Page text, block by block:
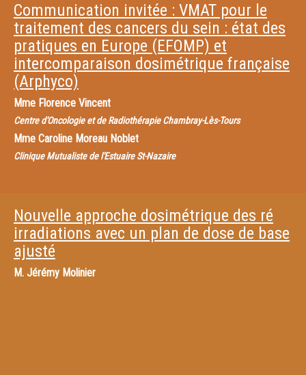
Communication invitée : VMAT pour le
traitement des cancers du sein : état des
pratiques en Europe (EFOMP) et
intercomparaison dosimétrique française
(Arphyco)
Mme Florence Vincent
Centre d'Oncologie et de Radiothérapie Chambray-Lès-Tours
Mme Caroline Moreau Noblet
Clinique Mutualiste de l'Estuaire St-Nazaire
Nouvelle approche dosimétrique des ré
irradiations avec un plan de dose de base
ajusté
M. Jérémy Molinier